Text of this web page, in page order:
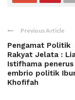
Previous Article
Pengamat Politik
Rakyat Jelata :
Istifhama penerus
embrio politik
Khofifah